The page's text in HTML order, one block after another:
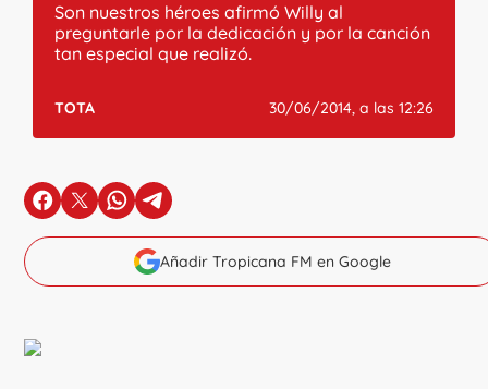
Son nuestros héroes afirmó Willy al
preguntarle por la dedicación y por la canción
tan especial que realizó.
TOTA 30/06/2014, a las 12:26
en Facebook
en Xen Whatsapp
en Telegram
Añadir Tropicana FM en Google